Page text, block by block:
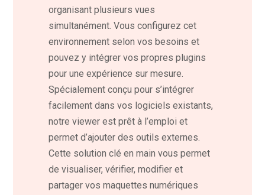
organisant plusieurs vues
simultanément. Vous configurez cet
environnement selon vos besoins et
pouvez y intégrer vos propres plugins
pour une expérience sur mesure.
Spécialement conçu pour s’intégrer
facilement dans vos logiciels existants,
notre viewer est prêt à l’emploi et
permet d’ajouter des outils externes.
Cette solution clé en main vous permet
de visualiser, vérifier, modifier et
partager vos maquettes numériques